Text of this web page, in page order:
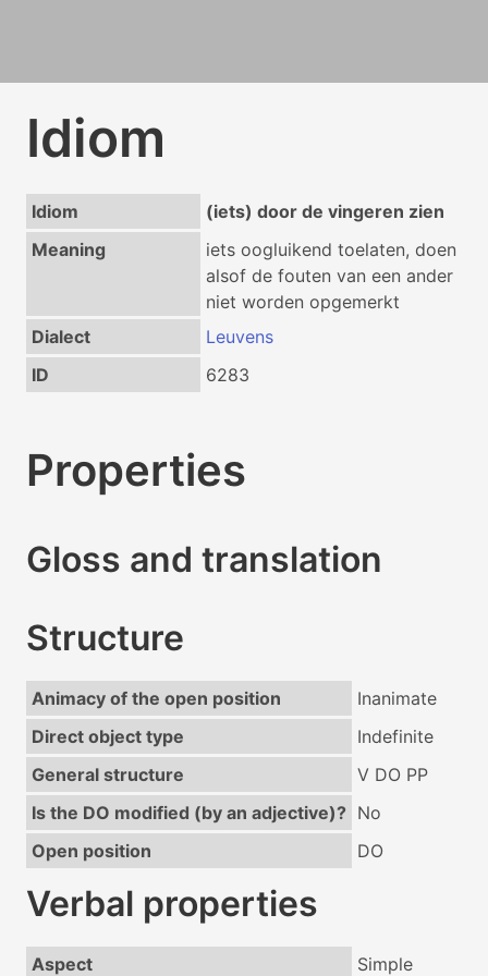
Idiom
Idiom
(iets) door de vingeren zien
Meaning
iets oogluikend toelaten, doen
alsof de fouten van een ander
niet worden opgemerkt
Dialect
Leuvens
ID
6283
Properties
Gloss and translation
Structure
Animacy of the open position
Inanimate
Direct object type
Indefinite
General structure
V DO PP
Is the DO modified (by an adjective)? No
Open position
DO
Verbal properties
Aspect Simple